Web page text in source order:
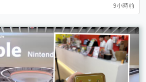
9小時前